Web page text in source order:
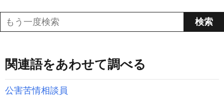
関連語をあわせて調べる
公害苦情相談員